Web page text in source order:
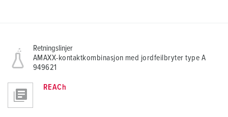
Retningslinjer
AMAXX-kontaktkombinasjon med jordfeilbryter type A
949621
REACh